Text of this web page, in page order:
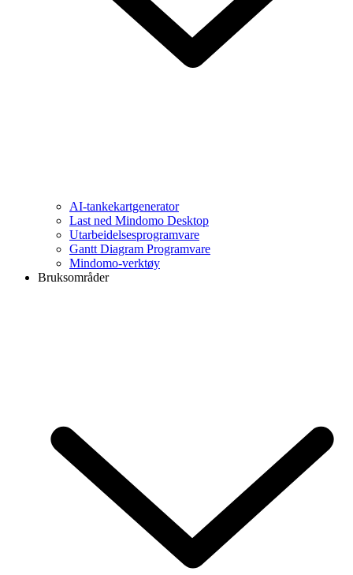
AI-tankekartgenerator
Last ned Mindomo Desktop
Utarbeidelsesprogramvare
Gantt Diagram Programvare
Mindomo-verktøy
Bruksområder